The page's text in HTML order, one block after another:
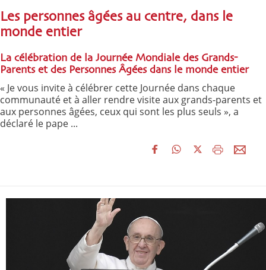
Les personnes âgées au centre, dans le
monde entier
La célébration de la Journée Mondiale des Grands-
Parents et des Personnes Âgées dans le monde entier
« Je vous invite à célébrer cette Journée dans chaque
communauté et à aller rendre visite aux grands-parents et
aux personnes âgées, ceux qui sont les plus seuls », a
déclaré le pape ...